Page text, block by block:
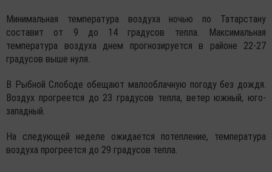
Минимальная температура воздуха ночью по Татарстану
составит от 9 до 14 градусов тепла. Максимальная
температура воздуха днем прогнозируется в районе 22-27
градусов выше нуля.
В Рыбной Слободе обещают малооблачную погоду без дождя.
Воздух прогреется до 23 градусов тепла, ветер южный, юго-
западный.
На следующей неделе ожидается потепление, температура
воздуха прогреется до 29 градусов тепла.